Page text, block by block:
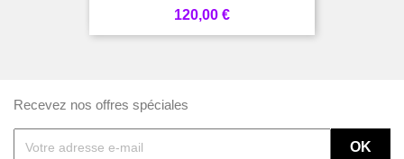
Prix
120,00 €
Recevez nos offres spéciales